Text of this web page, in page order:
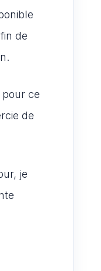
de
pour ce
de
je